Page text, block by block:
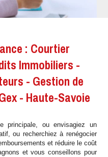
: Courtier
Immobiliers -
- Gestion de
- Haute-Savoie
principale, ou envisagiez un
ou recherchiez à renégocier
et réduire le coût
et vous conseillons pour